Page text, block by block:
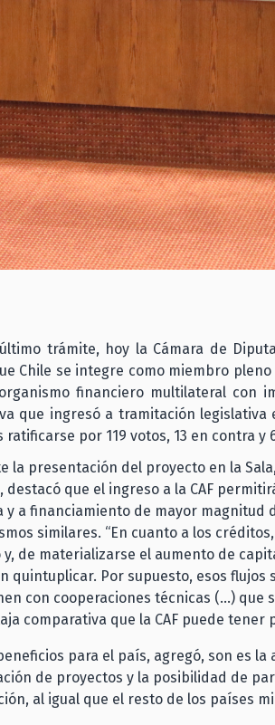
trámite, hoy la Cámara de
Chile se integre como miembro
organismo financiero multilateral con
que ingresó a tramitación
ratificarse por 119 votos, 13 en contra y
la presentación del proyecto en la
destacó que el ingreso a la CAF
y a financiamiento de mayor magnitud
similares. “En cuanto a los
y, de materializarse el aumento de
quintuplicar. Por supuesto, esos flujos
con cooperaciones técnicas (…)
comparativa que la CAF puede tener
para el país, agregó, son es
de proyectos y la posibilidad de
al igual que el resto de los países